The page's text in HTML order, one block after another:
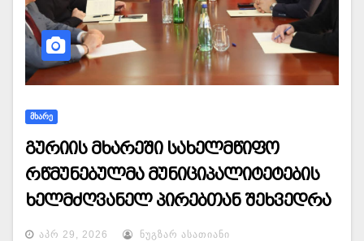
ᲛᲮᲐᲠᲔ
გურიის მხარეში სახელმწიფო
რწმუნებულმა მუნიციპალიტეტების
ხელმძღვანელ პირებთან შეხვედრა
გამართა
ᲐᲞᲠ 29, 2026 ᲜᲣᲒᲖᲐᲠ ᲐᲡᲐᲗᲘᲐᲜᲘ